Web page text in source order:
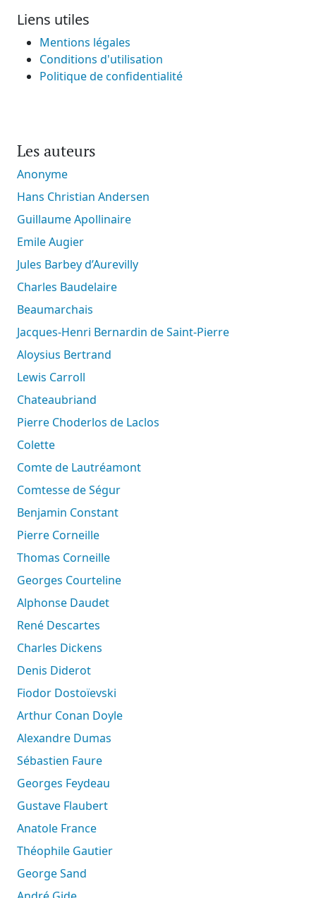
Liens utiles
Mentions légales
Conditions d'utilisation
Politique de confidentialité
Les auteurs
Anonyme
Hans Christian Andersen
Guillaume Apollinaire
Emile Augier
Jules Barbey d’Aurevilly
Charles Baudelaire
Beaumarchais
Jacques-Henri Bernardin de Saint-Pierre
Aloysius Bertrand
Lewis Carroll
Chateaubriand
Pierre Choderlos de Laclos
Colette
Comte de Lautréamont
Comtesse de Ségur
Benjamin Constant
Pierre Corneille
Thomas Corneille
Georges Courteline
Alphonse Daudet
René Descartes
Charles Dickens
Denis Diderot
Fiodor Dostoïevski
Arthur Conan Doyle
Alexandre Dumas
Sébastien Faure
Georges Feydeau
Gustave Flaubert
Anatole France
Théophile Gautier
George Sand